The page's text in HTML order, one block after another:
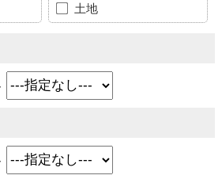
土地